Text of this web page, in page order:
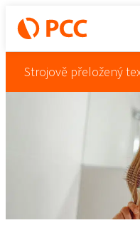
Strojově přeložený